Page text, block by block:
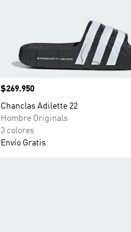
Precio
$269.950
Chanclas Adilette 22
Hombre Originals
3 colores
Envío Gratis